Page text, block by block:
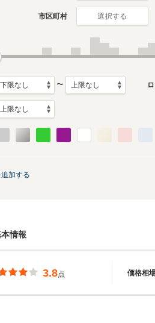
2005年8月～2015年1月
タログを見る
市区町村 選択する
〜
加する
情報
価格相
3.8点